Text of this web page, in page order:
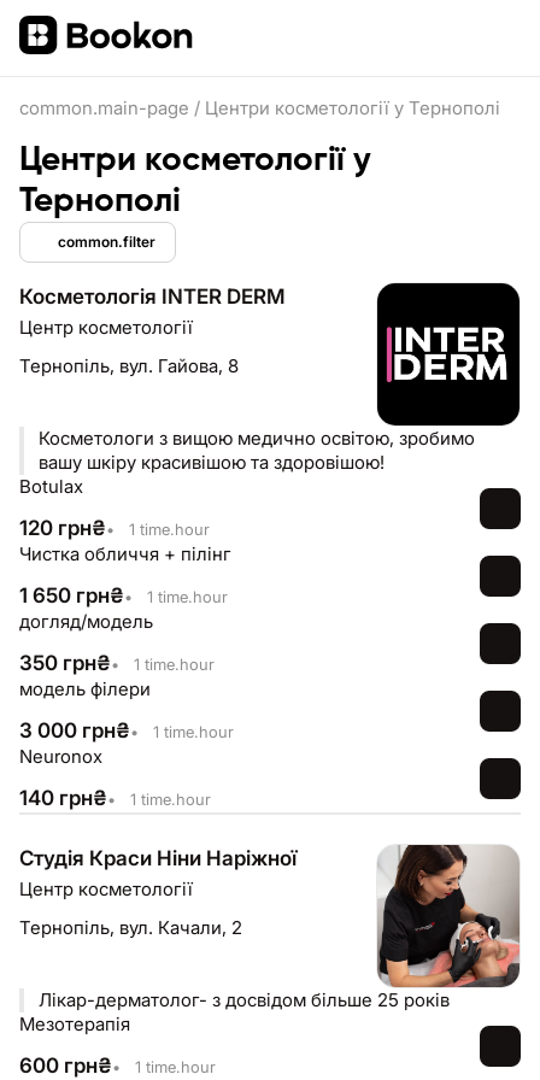
common.main-page / Центри косметології у Тернополі
Центри косметології у
Тернополі
common.filter
Косметологія INTER DERM
Центр косметології
Тернопіль, вул. Гайова, 8
Косметологи з вищою медично освітою, зробимо
вашу шкіру красивішою та здоровішою!
Botulax
120 грн₴• 1 time.hour
Чистка обличчя + пілінг
1 650 грн₴• 1 time.hour
догляд/модель
350 грн₴• 1 time.hour
модель філери
3 000 грн₴• 1 time.hour
Neuronox
140 грн₴• 1 time.hour
Студія Краси Ніни Наріжної
Центр косметології
Тернопіль, вул. Качали, 2
Лікар-дерматолог- з досвідом більше 25 років
Мезотерапія
600 грн₴• 1 time.hour